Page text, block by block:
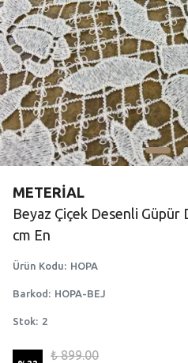
METERİAL
Beyaz Çiçek Desenli Güpür
cm En
Ürün Kodu: HOPA
Barkod : HOPA-BEJ
Stok: 2
₺ 899.00